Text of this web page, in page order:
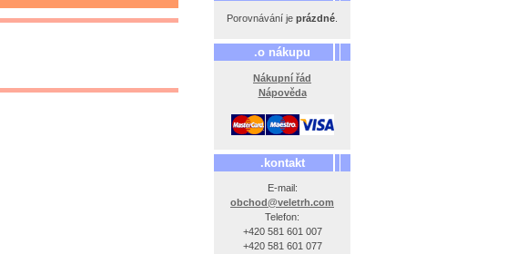
Porovnávání je prázdné
.o nákupu
Nákupní řád
Nápověda
.kontakt
E-mail:
obchod@veletrh.com
Telefon:
+420 581 601 007
+420 581 601 077